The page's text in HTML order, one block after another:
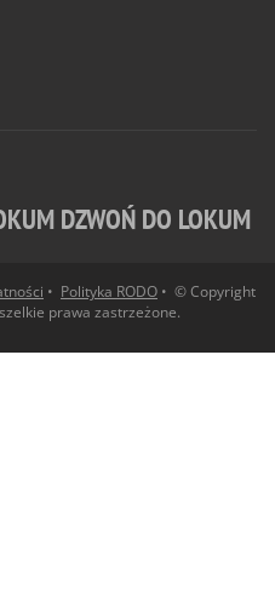
DZWOŃ DO LOKUM
• Polityka RODO • © Copyright
prawa zastrzeżone.